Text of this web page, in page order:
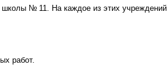
школы № 11. На каждое из этих учреждений
работ.